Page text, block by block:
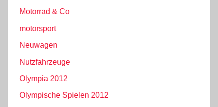
Motorrad & Co
motorsport
Neuwagen
Nutzfahrzeuge
Olympia 2012
Olympische Spielen 2012